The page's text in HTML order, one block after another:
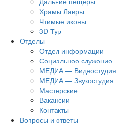
Храмы Лавры
Чтимые иконы
3D Тур
Отделы
Отдел информации
Социальное служение
МЕДИА — Видеостудия
МЕДИА — Звукостудия
Мастерские
Вакансии
Контакты
Вопросы и ответы